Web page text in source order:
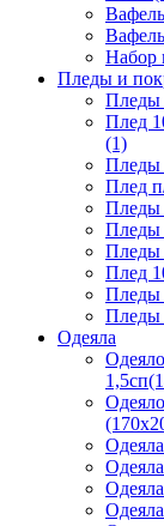
Набор
Пледы и
Пледы
Плед
(1)
Пледы
Плед
Пледы
Пледы
Пледы
Плед
Пледы
Пледы
Одеяла